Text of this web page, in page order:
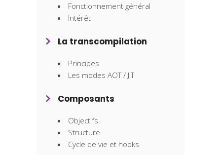
Fonctionnement général
Intérêt
La transcompilation
Principes
Les modes AOT / JIT
Composants
Objectifs
Structure
Cycle de vie et hooks